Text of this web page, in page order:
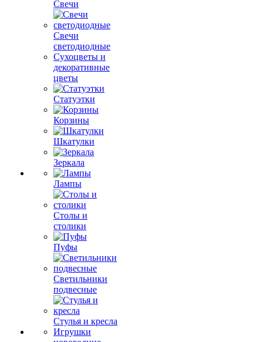
Свечи
Свечи
светодиодные
Сухоцветы и
декоративные
цветы
Статуэтки
Корзины
Шкатулки
Зеркала
Лампы
Столы и
столики
Пуфы
Светильники
подвесные
Стулья и кресла
Игрушки